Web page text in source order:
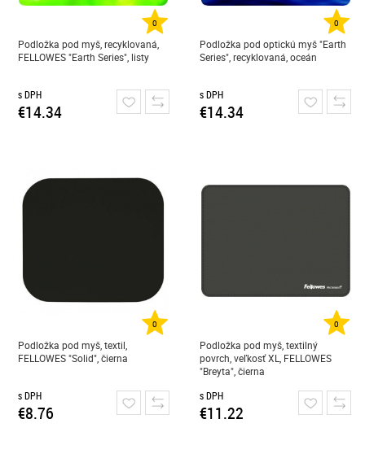
0
Podložka pod myš, recyklovaná,
FELLOWES "Earth Series", listy
s DPH
€14.34
0
Podložka pod optickú myš "Earth
Series", recyklovaná, oceán
s DPH
€14.34
0
Podložka pod myš, textil,
FELLOWES "Solid", čierna
s DPH
€8.76
0
Podložka pod myš, textilný
povrch, veľkosť XL, FELLOWES
"Breyta", čierna
s DPH
€11.22